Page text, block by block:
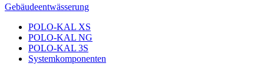
Gebäudeentwässerung
POLO-KAL XS
POLO-KAL NG
POLO-KAL 3S
Systemkomponenten